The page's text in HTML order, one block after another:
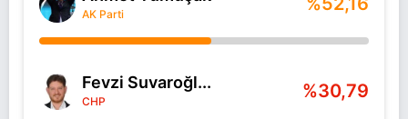
AK Parti
Fevzi Suvaroğl...
CHP %30,79